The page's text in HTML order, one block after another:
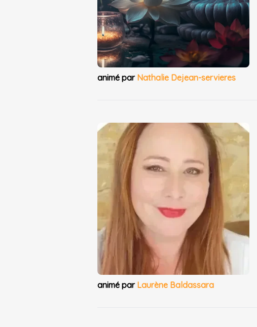
animé par Nathalie Dejean-servieres
animé par Laurène Baldassara